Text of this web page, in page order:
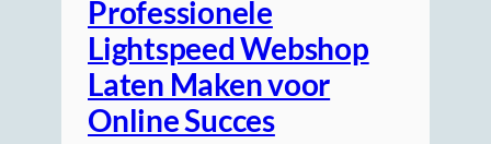
Professionele
Lightspeed Webshop
Laten Maken voor
Online Succes